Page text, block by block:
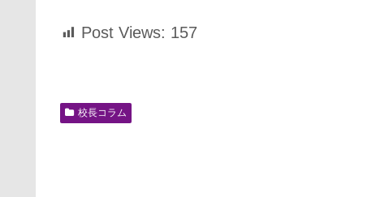
Post Views: 157
校長コラム